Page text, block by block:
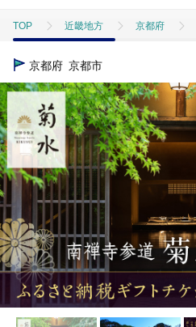
TOP 近畿地方 京都府
TOP
京都府 京都市